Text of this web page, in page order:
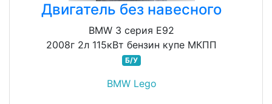
Двигатель без навесного
BMW 3 серия E92
2008г 2л 115кВт бензин купе МКПП
Б/У
BMW Lego